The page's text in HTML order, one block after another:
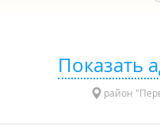
Показать
район